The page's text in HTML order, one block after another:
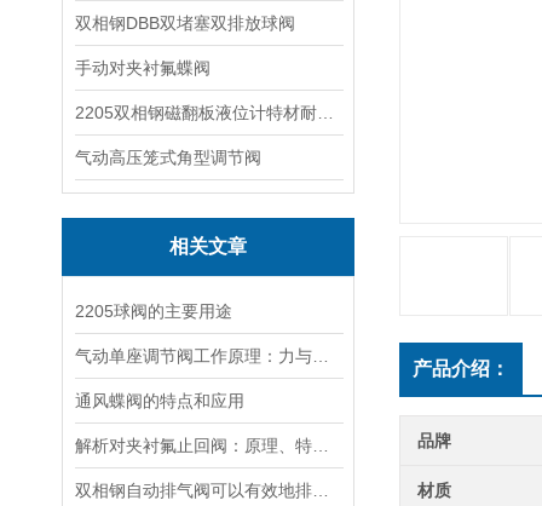
双相钢DBB双堵塞双排放球阀
手动对夹衬氟蝶阀
气动高压笼式角型调节阀
相关文章
2205球阀的主要用途
通风蝶阀的特点和应用
产品介绍：
品牌
材质